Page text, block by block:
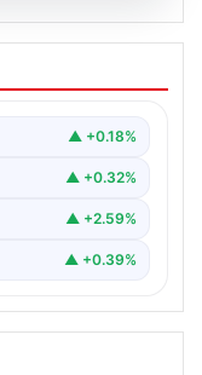
Dönen 4
yangınlarıyla
▲ +0.18%
▲ +0.32%
▲ +2.59%
▲ +0.39%